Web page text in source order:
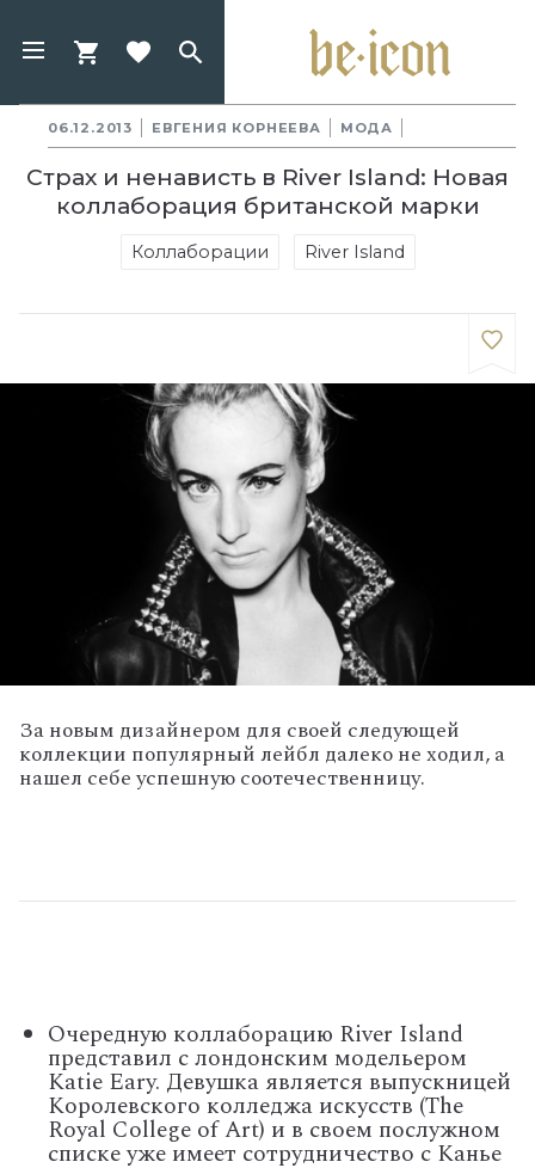
06.12.2013 ЕВГЕНИЯ КОРНЕЕВА МОДА
Страх и ненависть в River Island: Новая
коллаборация британской марки
Коллаборации River Island
За новым дизайнером для своей следующей
коллекции популярный лейбл далеко не ходил, а
нашел себе успешную соотечественницу.
Очередную коллаборацию River Island
представил с лондонским модельером
Katie Eary. Девушка является выпускницей
Королевского колледжа искусств (The
Royal College of Art) и в своем послужном
списке уже имеет сотрудничество с Канье